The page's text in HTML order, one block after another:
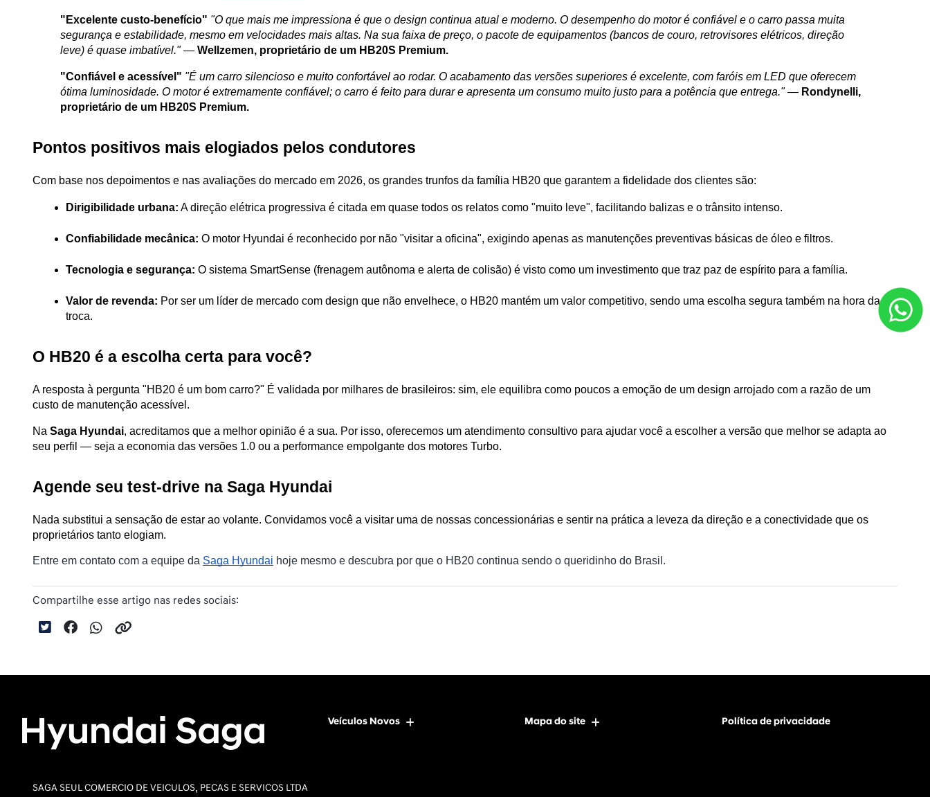
"Excelente custo-benefício" "O que mais me impressiona é que o design continua atual e moderno. O desempenho do motor é confiável e o carro passa muita
segurança e estabilidade, mesmo em velocidades mais altas. Na sua faixa de preço, o pacote de equipamentos (bancos de couro, retrovisores elétricos, direção
leve) é quase imbatível." — Wellzemen, proprietário de um HB20S Premium.
"Confiável e acessível" "É um carro silencioso e muito confortável ao rodar. O acabamento das versões superiores é excelente, com faróis em LED que oferecem
ótima luminosidade. O motor é extremamente confiável; o carro é feito para durar e apresenta um consumo muito justo para a potência que entrega." — Rondynelli,
proprietário de um HB20S Premium.
Pontos positivos mais elogiados pelos condutores
Com base nos depoimentos e nas avaliações do mercado em 2026, os grandes trunfos da família HB20 que garantem a fidelidade dos clientes são:
Dirigibilidade urbana: A direção elétrica progressiva é citada em quase todos os relatos como "muito leve", facilitando balizas e o trânsito intenso.
Confiabilidade mecânica: O motor Hyundai é reconhecido por não "visitar a oficina", exigindo apenas as manutenções preventivas básicas de óleo e filtros.
Tecnologia e segurança: O sistema SmartSense (frenagem autônoma e alerta de colisão) é visto como um investimento que traz paz de espírito para a família.
Valor de revenda: Por ser um líder de mercado com design que não envelhece, o HB20 mantém um valor competitivo, sendo uma escolha segura também na hora da
troca.
O HB20 é a escolha certa para você?
A resposta à pergunta "HB20 é um bom carro?" É validada por milhares de brasileiros: sim, ele equilibra como poucos a emoção de um design arrojado com a razão de um
custo de manutenção acessível.
Na Saga Hyundai, acreditamos que a melhor opinião é a sua. Por isso, oferecemos um atendimento consultivo para ajudar você a escolher a versão que melhor se adapta ao
seu perfil — seja a economia das versões 1.0 ou a performance empolgante dos motores Turbo.
Agende seu test-drive na Saga Hyundai
Nada substitui a sensação de estar ao volante. Convidamos você a visitar uma de nossas concessionárias e sentir na prática a leveza da direção e a conectividade que os
proprietários tanto elogiam.
Entre em contato com a equipe da Saga Hyundai hoje mesmo e descubra por que o HB20 continua sendo o queridinho do Brasil.
Compartilhe esse artigo nas redes sociais:
Veículos Novos Mapa do site Política de privacidade
SAGA SEUL COMERCIO DE VEICULOS, PECAS E SERVICOS LTDA